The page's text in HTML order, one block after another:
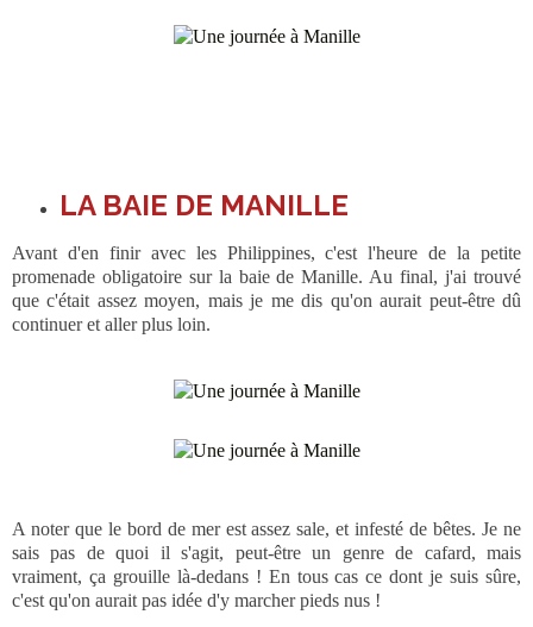
LA BAIE DE MANILLE
Avant d'en finir avec les Philippines, c'est l'heure de la petite
promenade obligatoire sur la baie de Manille. Au final, j'ai trouvé
que c'était assez moyen, mais je me dis qu'on aurait peut-être dû
continuer et aller plus loin.
A noter que le bord de mer est assez sale, et infesté de bêtes. Je ne
sais pas de quoi il s'agit, peut-être un genre de cafard, mais
vraiment, ça grouille là-dedans ! En tous cas ce dont je suis sûre,
c'est qu'on aurait pas idée d'y marcher pieds nus !